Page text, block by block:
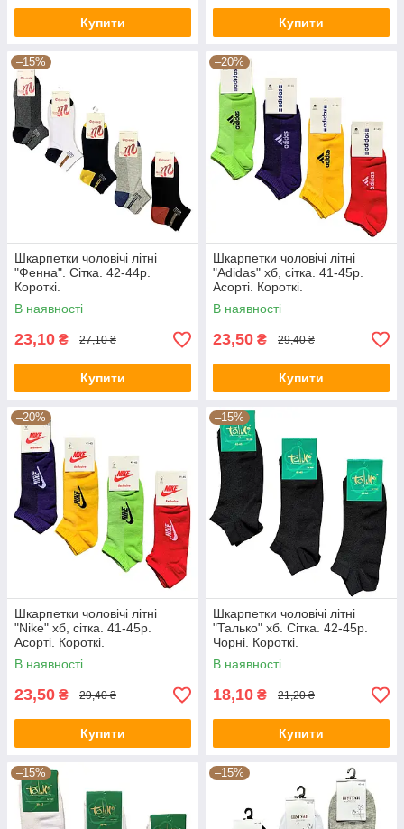
Купити Купити
–15%
Шкарпетки чоловічі літні
"Фенна". Сітка. 42-44р.
Короткі.
В наявності
23,10 ₴ 27,10 ₴
Купити
–20%
Шкарпетки чоловічі літні
"Adidas" хб, сітка. 41-45р.
Асорті. Короткі.
В наявності
23,50 ₴ 29,40 ₴
Купити
–20%
Шкарпетки чоловічі літні
"Nike" хб, сітка. 41-45р.
Асорті. Короткі.
В наявності
23,50 ₴ 29,40 ₴
Купити
–15%
Шкарпетки чоловічі літні
"Талько" хб. Сітка. 42-45р.
Чорні. Короткі.
В наявності
18,10 ₴ 21,20 ₴
Купити
–15% –15%